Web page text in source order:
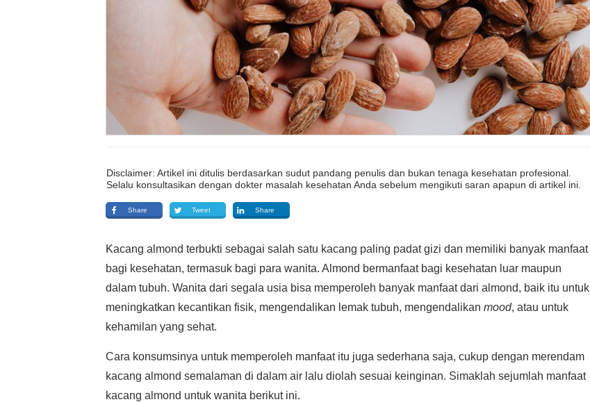
Disclaimer: Artikel ini ditulis berdasarkan sudut pandang penulis dan bukan tenaga kesehatan profesional.
Selalu konsultasikan dengan dokter masalah kesehatan Anda sebelum mengikuti saran apapun di artikel ini.
Share Tweet Share
Kacang almond terbukti sebagai salah satu kacang paling padat gizi dan memiliki banyak manfaat
bagi kesehatan, termasuk bagi para wanita. Almond bermanfaat bagi kesehatan luar maupun
dalam tubuh. Wanita dari segala usia bisa memperoleh banyak manfaat dari almond, baik itu untuk
meningkatkan kecantikan fisik, mengendalikan lemak tubuh, mengendalikan mood, atau untuk
kehamilan yang sehat.
Cara konsumsinya untuk memperoleh manfaat itu juga sederhana saja, cukup dengan merendam
kacang almond semalaman di dalam air lalu diolah sesuai keinginan. Simaklah sejumlah manfaat
kacang almond untuk wanita berikut ini.